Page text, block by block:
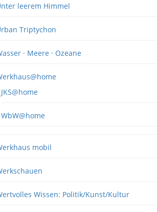
leerem Himmel
Triptychon
· Meere · Ozeane
JKS@home
WbW@home
mobil
Wissen: Politik/Kunst/Kultur